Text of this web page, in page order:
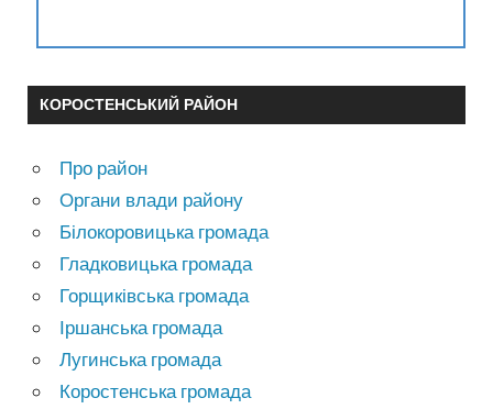
КОРОСТЕНСЬКИЙ РАЙОН
Про район
Органи влади району
Білокоровицька громада
Гладковицька громада
Горщиківська громада
Іршанська громада
Лугинська громада
Коростенська громада